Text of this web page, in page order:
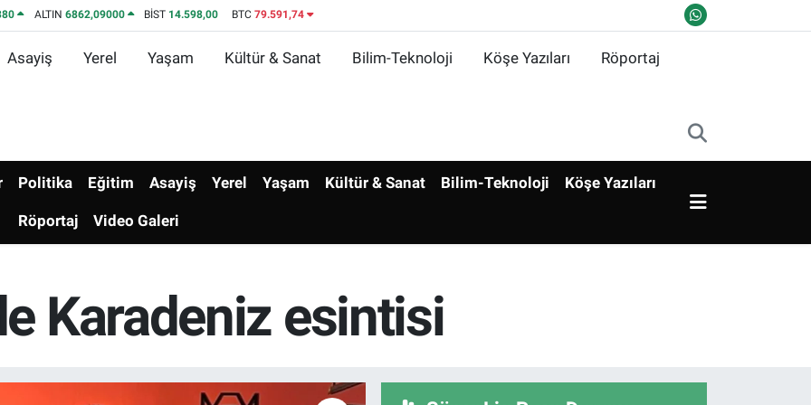
ALTIN 6862,09000 BİST 14.598,00 BTC 79.591,74
Asayiş Yerel Yaşam Kültür & Sanat Bilim-Teknoloji Köşe Yazıları Röportaj
Politika Eğitim Asayiş Yerel Yaşam Kültür & Sanat Bilim-Teknoloji Köşe Yazıları
Röportaj Video Galeri
Karadeniz esintisi